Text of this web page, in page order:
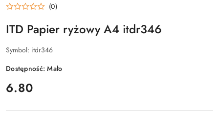
(0)
ITD Papier ryżowy A4 itdr346
Symbol: itdr346
Dostępność:Mało
cena:
6.80